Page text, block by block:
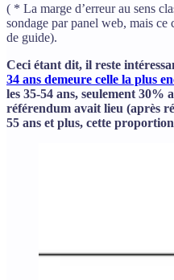
( * La marge d’erreur au sens
sondage par panel web, mais
de guide).
Ceci étant dit, il reste
34 ans demeure celle la plus
les 35-54 ans, seulement 30%
référendum avait lieu (après
55 ans et plus, cette